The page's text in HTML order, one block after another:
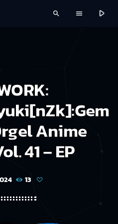
search menu play_arrow
Anime
41 – EP
13